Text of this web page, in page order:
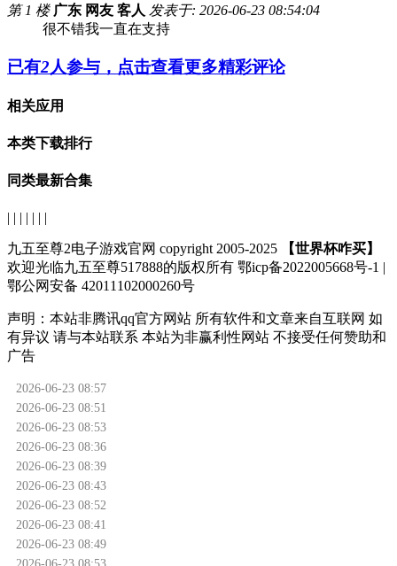
第 1 楼 广东 网友 客人 发表于: 2026-06-23 08:54:04
很不错我一直在支持
已有2人参与，点击查看更多精彩评论
相关应用
本类下载排行
同类最新合集
| | | | | | |
九五至尊2电子游戏官网 copyright 2005-2025
【世界杯咋买】
欢迎光临九五至尊517888的版权所有 鄂icp备2022005668号-1 |
鄂公网安备 42011102000260号
声明： 本站非腾讯qq官方网站 所有软件和文章来自互联网 如
有异议 请与本站联系 本站为非赢利性网站 不接受任何赞助和
广告
2026-06-23 08:57
2026-06-23 08:51
2026-06-23 08:53
2026-06-23 08:36
2026-06-23 08:39
2026-06-23 08:43
2026-06-23 08:52
2026-06-23 08:41
2026-06-23 08:49
2026-06-23 08:53